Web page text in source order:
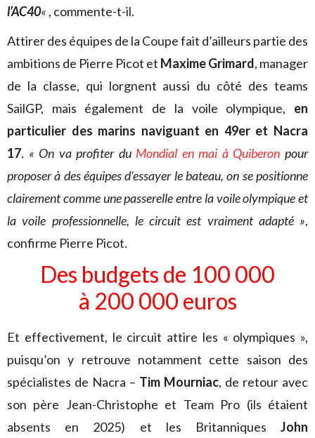
l’AC40« , commente-t-il.
Attirer des équipes de la Coupe fait d’ailleurs partie des
ambitions de Pierre Picot et Maxime Grimard, manager
de la classe, qui lorgnent aussi du côté des teams
SailGP, mais également de la voile olympique, en
particulier des marins naviguant en 49er et Nacra
17. « On va profiter du Mondial en mai à Quiberon pour
proposer à des équipes d’essayer le bateau, on se positionne
clairement comme une passerelle entre la voile olympique et
la voile professionnelle, le circuit est vraiment adapté »,
confirme Pierre Picot.
Des budgets de 100 000
à 200 000 euros
Et effectivement, le circuit attire les « olympiques »,
puisqu’on y retrouve notamment cette saison des
spécialistes de Nacra – Tim Mourniac, de retour avec
son père Jean-Christophe et Team Pro (ils étaient
absents en 2025) et les Britanniques John